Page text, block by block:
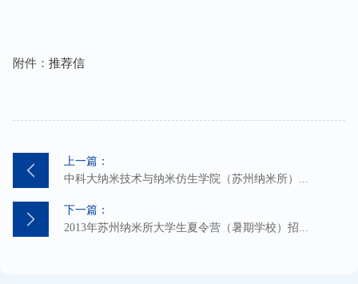
附件： 推荐信
上一篇：
中科大纳米技术与纳米仿生学院（苏州纳米所）...
下一篇：
2013年苏州纳米所大学生夏令营（暑期学校）招...